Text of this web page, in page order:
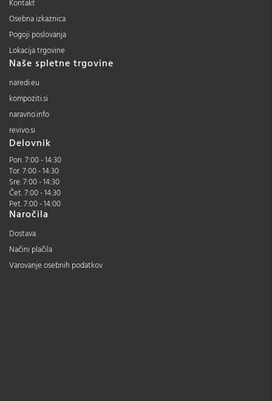
Kontakt
Osebna izkaznica
Pogoji poslovanja
Lokacija trgovine
Naše spletne trgovine
naredi.eu
kompoziti.si
naravno.info
revivo.si
Delovnik
Pon. 7:00 - 14:30
Tor. 7:00 - 14:30
Sre. 7:00 - 14:30
Čet. 7:00 - 14:30
Pet. 7:00 - 14:00
Naročila
Dostava
Načini plačila
Varovanje osebnih podatkov